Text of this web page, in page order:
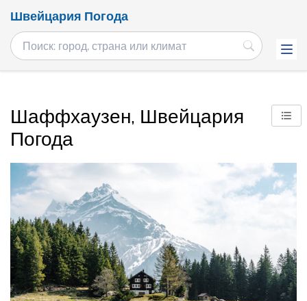
Швейцария Погода
Шаффхаузен, Швейцария
Погода